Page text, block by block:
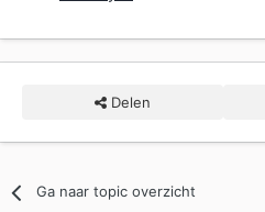
Delen
Ga naar topic overzicht